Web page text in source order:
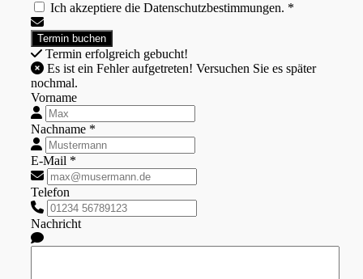
Ich akzeptiere die Datenschutzbestimmungen. *
Termin erfolgreich gebucht!
nochmal.
Vorname
Nachname *
E-Mail *
Telefon
Nachricht